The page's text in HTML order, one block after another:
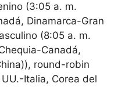
(3:05 a. m.
Dinamarca-Gran
(8:05 a. m.
Canadá,
round-robin
Italia, Corea del